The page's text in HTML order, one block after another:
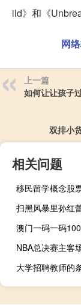
ild》和《
网
上一篇
如何让让孩子
双排小
相关问题
移民留学概念股
大学招聘教师的